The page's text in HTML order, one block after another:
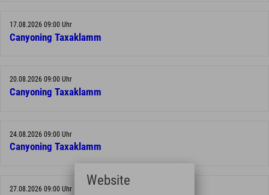
17.08.2026 09:00 Uhr
Canyoning Taxaklamm
20.08.2026 09:00 Uhr
Canyoning Taxaklamm
24.08.2026 09:00 Uhr
Canyoning Taxaklamm
27.08.2026 09:00 Uhr
Website